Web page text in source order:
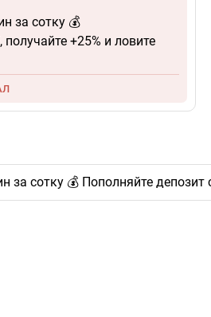
за сотку 💰
+25% и ловите
за сотку 💰 Пополняйте